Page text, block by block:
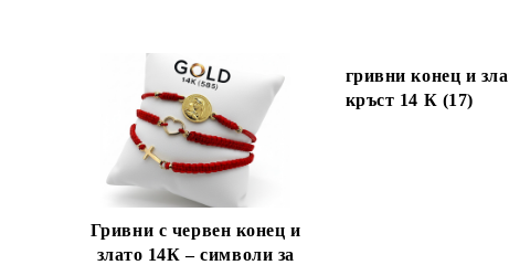
Гривни с червен конец и
злато 14К – символи за
гривни конец и
кръст 14 К (17)